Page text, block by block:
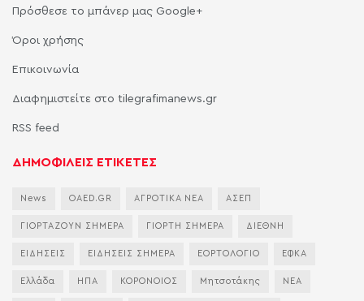
Πρόσθεσε το μπάνερ μας Google+
Όροι χρήσης
Επικοινωνία
Διαφημιστείτε στο tilegrafimanews.gr
RSS feed
ΔΗΜΟΦΙΛΕΙΣ ΕΤΙΚΕΤΕΣ
News OAED.GR ΑΓΡΟΤΙΚΑ ΝΕΑ ΑΣΕΠ
ΓΙΟΡΤΑΖΟΥΝ ΣΗΜΕΡΑ ΓΙΟΡΤΗ ΣΗΜΕΡΑ ΔΙΕΘΝΗ
ΕΙΔΗΣΕΙΣ ΕΙΔΗΣΕΙΣ ΣΗΜΕΡΑ ΕΟΡΤΟΛΟΓΙΟ ΕΦΚΑ
Ελλάδα ΗΠΑ ΚΟΡΟΝΟΙΟΣ Μητσοτάκης ΝΕΑ